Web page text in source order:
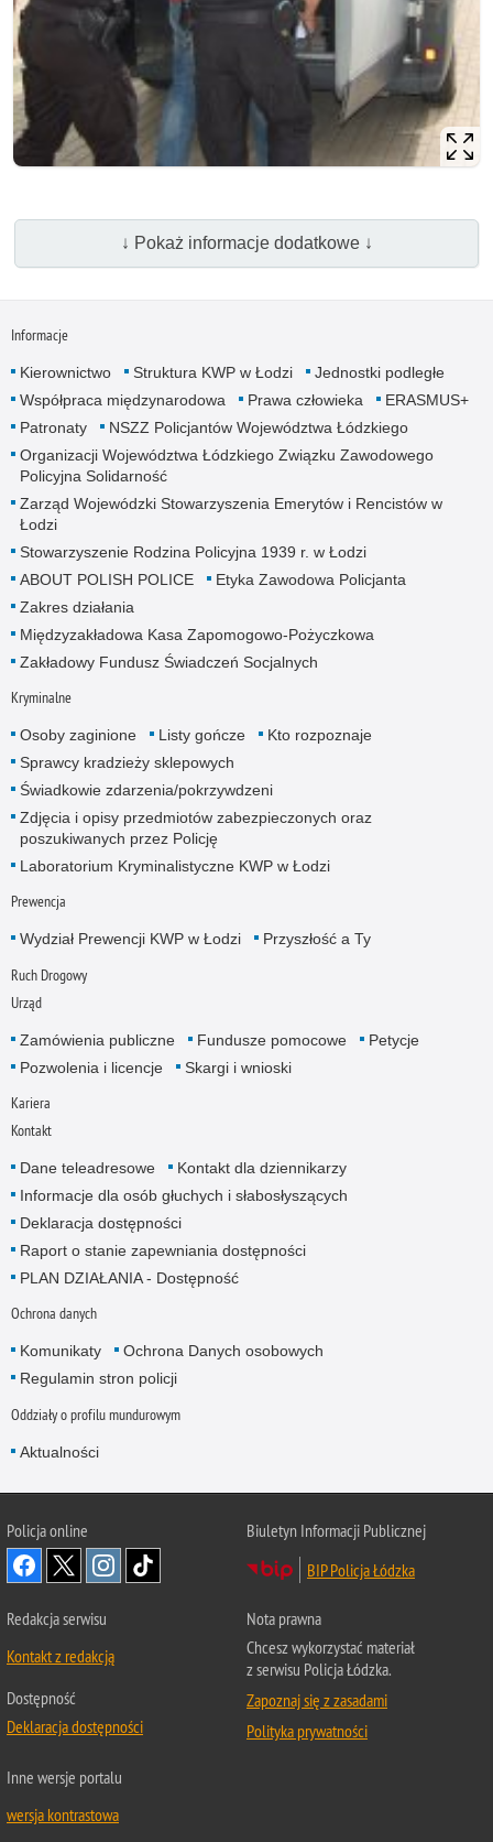
↓ Pokaż informacje dodatkowe ↓
Informacje
Kierownictwo Struktura KWP w Łodzi
Jednostki podległe
Współpraca międzynarodowa
Prawa człowieka
ERASMUS+
Patronaty
NSZZ Policjantów Województwa Łódzkiego
Organizacji Województwa Łódzkiego Związku Zawodowego
Policyjna Solidarność
Zarząd Wojewódzki Stowarzyszenia Emerytów i Rencistów w
Łodzi
Stowarzyszenie Rodzina Policyjna 1939 r. w Łodzi
ABOUT POLISH POLICE
Etyka Zawodowa Policjanta
Zakres działania
Międzyzakładowa Kasa Zapomogowo-Pożyczkowa
Zakładowy Fundusz Świadczeń Socjalnych
Kryminalne
Osoby zaginione Listy gończe
Kto rozpoznaje
Sprawcy kradzieży sklepowych
Świadkowie zdarzenia/pokrzywdzeni
Zdjęcia i opisy przedmiotów zabezpieczonych oraz
poszukiwanych przez Policję
Laboratorium Kryminalistyczne KWP w Łodzi
Prewencja
Wydział Prewencji KWP w Łodzi Przyszłość a Ty
Ruch Drogowy
Urząd
Zamówienia publiczne Fundusze pomocowe
Petycje
Pozwolenia i licencje
Skargi i wnioski
Kariera
Kontakt
Dane teleadresowe
Kontakt dla dziennikarzy
Informacje dla osób głuchych i słabosłyszących
Deklaracja dostępności
Raport o stanie zapewniania dostępności
PLAN DZIAŁANIA - Dostępność
Ochrona danych
Komunikaty
Ochrona Danych osobowych
Regulamin stron policji
Oddziały o profilu mundurowym
Aktualności
Policja online
Biuletyn Informacji Publicznej
BIP Policja Łódzka
Redakcja serwisu
Kontakt z redakcją
Dostępność
Deklaracja dostępności
Nota prawna
Chcesz wykorzystać materiał
z serwisu Policja Łódzka.
Zapoznaj się z zasadami
Polityka prywatności
Inne wersje portalu
wersja kontrastowa